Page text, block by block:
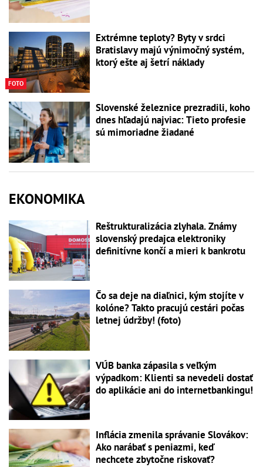
FOTO
Extrémne teploty? Byty v srdci
Bratislavy majú výnimočný systém,
ktorý ešte aj šetrí náklady
Slovenské železnice prezradili, koho
dnes hľadajú najviac: Tieto profesie
sú mimoriadne žiadané
EKONOMIKA
Reštrukturalizácia zlyhala. Známy
slovenský predajca elektroniky
definitívne končí a mieri k bankrotu
Čo sa deje na diaľnici, kým stojíte v
kolóne? Takto pracujú cestári počas
letnej údržby! (foto)
VÚB banka zápasila s veľkým
výpadkom: Klienti sa nevedeli dostať
do aplikácie ani do internetbankingu!
Inflácia zmenila správanie Slovákov:
Ako narábať s peniazmi, keď
nechcete zbytočne riskovať?